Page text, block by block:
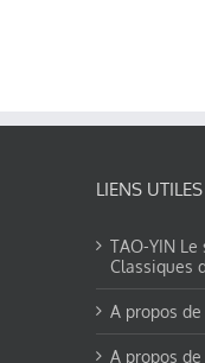
LIENS UTILES
TAO-YIN
Classiques
A propos
A propos de